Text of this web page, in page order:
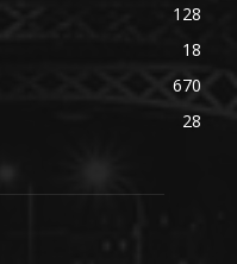
128
18
670
28